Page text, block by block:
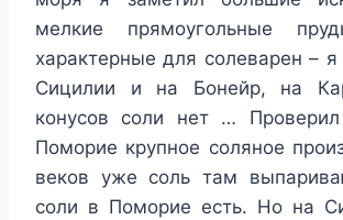
мелкие прямоугольные
характерные для солеварен –
Сицилии и на Бонейр, на
конусов соли нет …
Поморие крупное соляное
веков уже соль там
соли в Поморие есть. Но на